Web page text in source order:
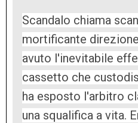
Scandalo chiama
mortificante
avuto l'inevitabile
cassetto che
ha esposto l'arbitro
una squalifica a vita.